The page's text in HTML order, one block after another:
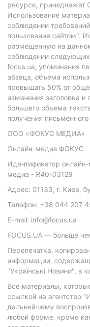
ресурсе,
Использование
соблюдении
пользования сайтом".
размещенную на
соблюдении
focus.ua, упоминания
абзаца, объема
превышать 50% от
изменения заголовка
большего объема
получения
ООО «ФОКУС МЕДИА»
Онлайн-медиа ФОКУС
Идентификатор
медиа - R40-03129
Адрес: 01133, г. Киев,
Телефон: +38 044 207
E-mail: info@focus.ua
FOCUS.UA — больше
Перепечатка,
информации,
"Українські Новини", в
Все материалы,
ссылкой на агентство
дальнейшему
любой форме, кроме